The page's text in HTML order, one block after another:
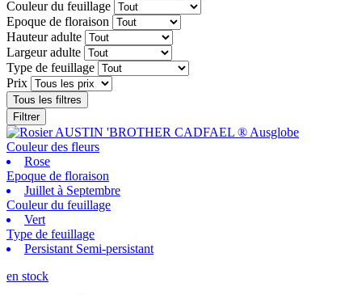
Couleur du feuillage
Epoque de floraison
Hauteur adulte
Largeur adulte
Type de feuillage
Prix
Tous les filtres
Filtrer
Couleur des fleurs
Rose
Epoque de floraison
Juillet à Septembre
Couleur du feuillage
Vert
Type de feuillage
Persistant Semi-persistant
en stock